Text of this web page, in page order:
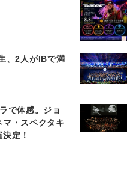
、2人がIBで満
で体感。ジョ
・スペクタキ
定！